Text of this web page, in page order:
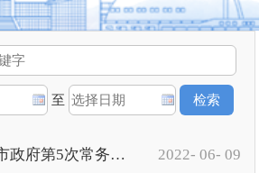
至
闫剑波主持召开市政府第5次常务会议 2022- 06- 09